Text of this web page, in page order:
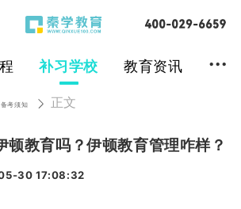
补习学校 教育资讯 ...
备考须知 正文
顿教育吗？伊顿教育管理咋样？
30 17:08:32